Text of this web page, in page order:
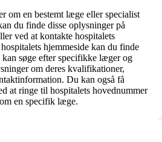
om en bestemt læge eller specialist
du finde disse oplysninger på
ved at kontakte hospitalets
hjemmeside kan du finde
søge efter specifikke læger og
om deres kvalifikationer,
Du kan også få
at ringe til hospitalets hovednummer
en specifik læge.